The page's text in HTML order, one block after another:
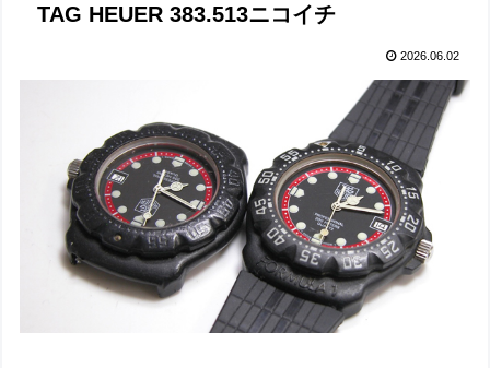
TAG HEUER 383.513ニコイチ
2026.06.02